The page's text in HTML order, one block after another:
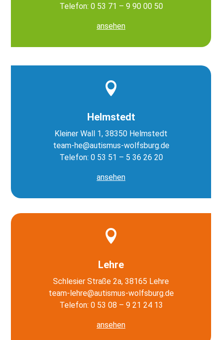
Telefon: 0 53 71 – 9 90 00 50
ansehen

Helmstedt
Kleiner Wall 1, 38350 Helmstedt
team-he@autismus-wolfsburg.de
Telefon: 0 53 51 – 5 36 26 20
ansehen

Lehre
Schlesier Straße 2a, 38165 Lehre
team-lehre@autismus-wolfsburg.de
Telefon: 0 53 08 – 9 21 24 13
ansehen